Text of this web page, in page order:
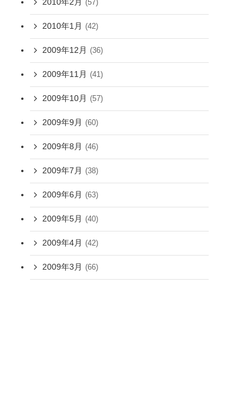
(57)
2010年1月 (42)
2009年12月 (36)
2009年11月 (41)
2009年10月 (57)
2009年9月 (60)
2009年8月 (46)
2009年7月 (38)
2009年6月 (63)
2009年5月 (40)
2009年4月 (42)
2009年3月 (66)